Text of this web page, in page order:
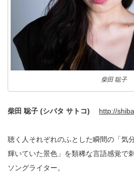
柴田 聡子
柴田 聡子 (シバタ サトコ) http://
聴く人それぞれのふとした瞬間の「気
輝いていた景色」を類稀な言語感覚で
ソングライター。